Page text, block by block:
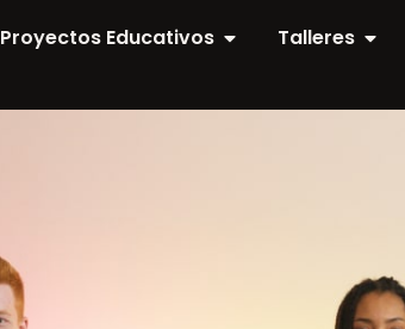
Proyectos Educativos Talleres